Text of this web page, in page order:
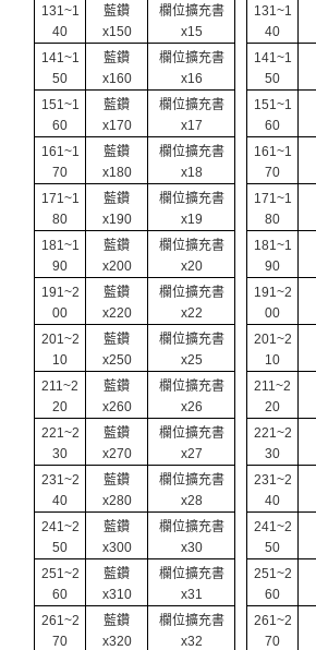
131~1
40
藍鑽
x150
欄位擴充書
x15
131~1
40
141~1
50
藍鑽
x160
欄位擴充書
x16
141~1
50
151~1
60
藍鑽
x170
欄位擴充書
x17
151~1
60
161~1
70
藍鑽
x180
欄位擴充書
x18
161~1
70
171~1
80
藍鑽
x190
欄位擴充書
x19
171~1
80
181~1
90
藍鑽
x200
欄位擴充書
x20
181~1
90
191~2
00
藍鑽
x220
欄位擴充書
x22
191~2
00
201~2
10
藍鑽
x250
欄位擴充書
x25
201~2
10
211~2
20
藍鑽
x260
欄位擴充書
x26
211~2
20
221~2
30
藍鑽
x270
欄位擴充書
x27
221~2
30
231~2
40
藍鑽
x280
欄位擴充書
x28
231~2
40
241~2
50
藍鑽
x300
欄位擴充書
x30
241~2
50
251~2
60
藍鑽
x310
欄位擴充書
x31
251~2
60
261~2
70
藍鑽
x320
欄位擴充書
x32
261~2
70